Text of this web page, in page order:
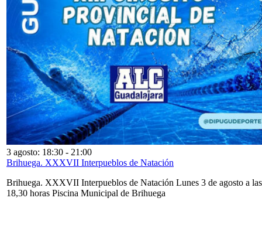
3 agosto: 18:30 - 21:00
Brihuega. XXXVII Interpueblos de Natación
Brihuega. XXXVII Interpueblos de Natación Lunes 3 de agosto a las
18,30 horas Piscina Municipal de Brihuega